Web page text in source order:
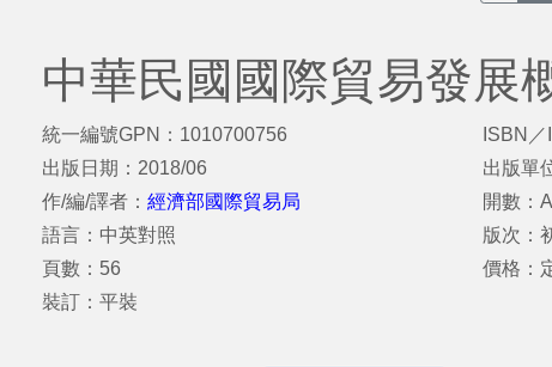
中華民國國際貿易發展
統一編號GPN：1010700756
出版日期：2018/06
作/編/譯者： 經濟部國際貿易局
語言：中英對照
頁數：56
裝訂：平裝
ISBN
出版單
開數：
版次：
價格：